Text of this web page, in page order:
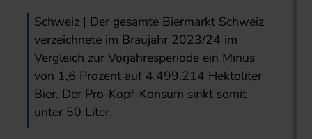
Schweiz | Der gesamte Biermarkt Schweiz
verzeichnete im Braujahr 2023/24 im
Vergleich zur Vorjahresperiode ein Minus
von 1,6 Prozent auf 4.499.214 Hektoliter
Bier. Der Pro-Kopf-Konsum sinkt somit
unter 50 Liter.